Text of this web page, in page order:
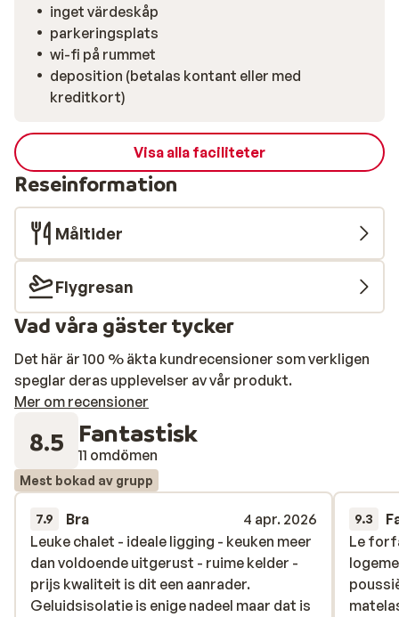
inget värdeskåp
parkeringsplats
wi-fi på rummet
deposition (betalas kontant eller med
kreditkort)
Visa alla faciliteter
Reseinformation
Måltider
Flygresan
Vad våra gäster tycker
Det här är 100 % äkta kundrecensioner som verkligen
speglar deras upplevelser av vår produkt.
Mer om recensioner
8.5 Fantastisk
11 omdömen
Mest bokad av grupp
7.9 Bra
4 apr. 2026
Leuke chalet - ideale ligging - keuken meer
dan voldoende uitgerust - ruime kelder -
prijs kwaliteit is dit een aanrader.
Geluidsisolatie is enige nadeel maar dat is
Leuke chalet - ideale ligging - keuken meer
dan voldoende uitgerust - ruime kelder -
prijs kwaliteit is dit een aanrader.
Geluidsisolatie is enige nadeel maar dat is
9.3
Le
Le